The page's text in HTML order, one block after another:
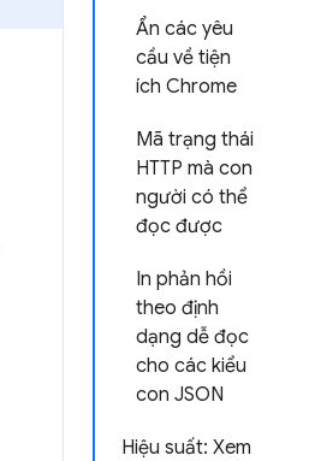
Ẩn các yêu
cầu về tiện
ích Chrome
Mã trạng thái
HTTP mà con
người có thể
đọc được
In phản hồi
theo định
dạng dễ đọc
cho các kiểu
con JSON
Hiệu suất: Xem